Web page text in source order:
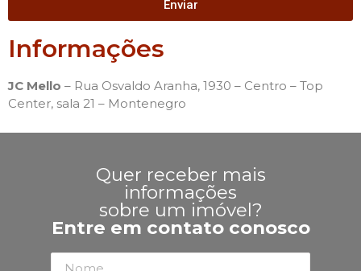
Enviar
Informações
JC Mello – Rua Osvaldo Aranha, 1930 – Centro – Top
Center, sala 21 – Montenegro
Quer receber mais
informações
sobre um imóvel?
Entre em contato conosco